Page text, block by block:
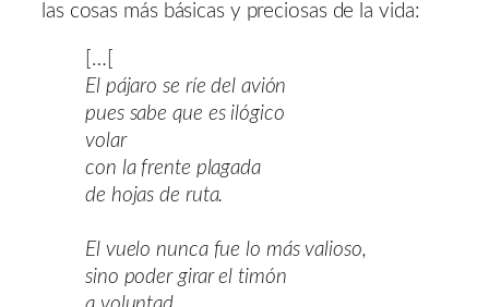
las cosas más básicas y preciosas de la vida:
[…[
El pájaro se ríe del avión
pues sabe que es ilógico
volar
con la frente plagada
de hojas de ruta.
El vuelo nunca fue lo más valioso,
sino poder girar el timón